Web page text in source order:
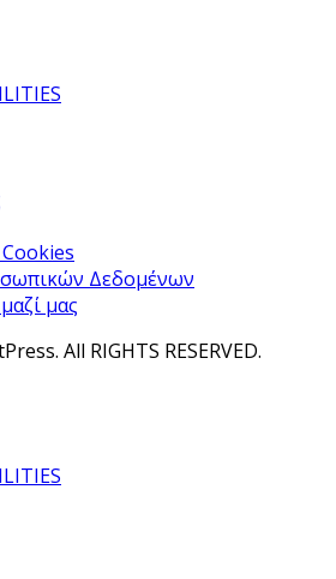
Cookies
Δεδομένων
μας
All RIGHTS RESERVED.